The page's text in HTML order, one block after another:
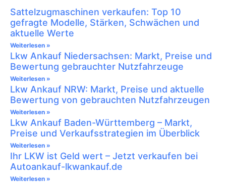
Sattelzugmaschinen verkaufen: Top 10
gefragte Modelle, Stärken, Schwächen und
aktuelle Werte
Weiterlesen »
Lkw Ankauf Niedersachsen: Markt, Preise und
Bewertung gebrauchter Nutzfahrzeuge
Weiterlesen »
Lkw Ankauf NRW: Markt, Preise und aktuelle
Bewertung von gebrauchten Nutzfahrzeugen
Weiterlesen »
Lkw Ankauf Baden-Württemberg – Markt,
Preise und Verkaufsstrategien im Überblick
Weiterlesen »
Ihr LKW ist Geld wert – Jetzt verkaufen bei
Autoankauf-lkwankauf.de
Weiterlesen »